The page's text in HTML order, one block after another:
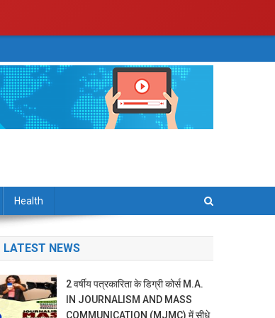
Health
LATEST NEWS
2 वर्षीय पत्रकारिता के डिग्री कोर्स M.A.
IN JOURNALISM AND MASS
COMMUNICATION (MJMC) में सीधे